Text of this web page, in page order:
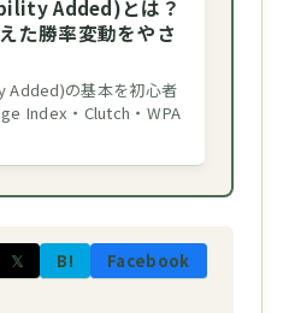
Added)とは？
た勝率変動をやさ
Added)の基本を初心者
Index・Clutch・WPA
𝕏 B!
Facebook